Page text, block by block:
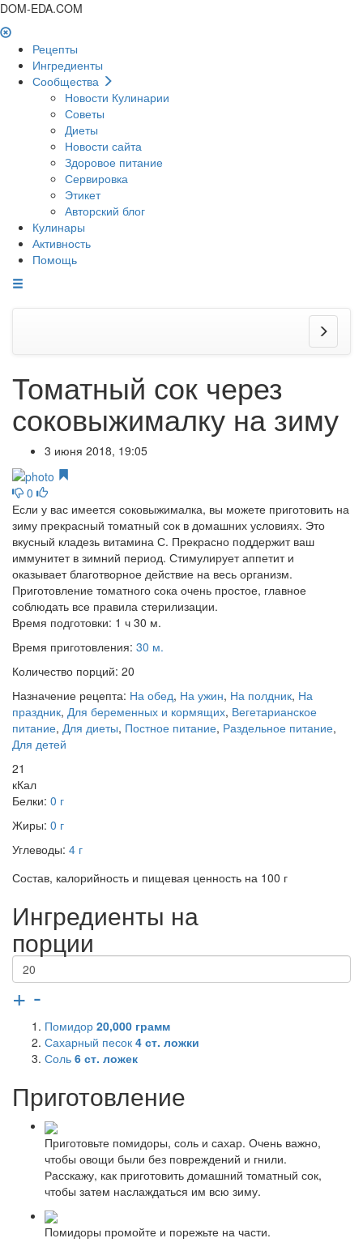
DOM-EDA.COM
Рецепты
Ингредиенты
Сообщества
Новости Кулинарии
Советы
Диеты
Новости сайта
Здоровое питание
Сервировка
Этикет
Авторский блог
Кулинары
Активность
Помощь
Томатный сок через
соковыжималку на зиму
3 июня 2018, 19:05
0
Если у вас имеется соковыжималка, вы можете приготовить на
зиму прекрасный томатный сок в домашних условиях. Это
вкусный кладезь витамина С. Прекрасно поддержит ваш
иммунитет в зимний период. Стимулирует аппетит и
оказывает благотворное действие на весь организм.
Приготовление томатного сока очень простое, главное
соблюдать все правила стерилизации.
Время подготовки: 1 ч 30 м.
Время приготовления: 30 м.
Количество порций: 20
Назначение рецепта: На обед, На ужин, На полдник, На
праздник, Для беременных и кормящих, Вегетарианское
питание, Для диеты, Постное питание, Раздельное питание,
Для детей
21
кКал
Белки: 0 г
Жиры: 0 г
Углеводы: 4 г
Состав, калорийность и пищевая ценность на 100 г
Ингредиенты на
порции
+ -
Помидор 20,000 грамм
Сахарный песок 4 ст. ложки
Соль 6 ст. ложек
Приготовление
Приготовьте помидоры, соль и сахар. Очень важно,
чтобы овощи были без повреждений и гнили.
Расскажу, как приготовить домашний томатный сок,
чтобы затем наслаждаться им всю зиму.
Помидоры промойте и порежьте на части.